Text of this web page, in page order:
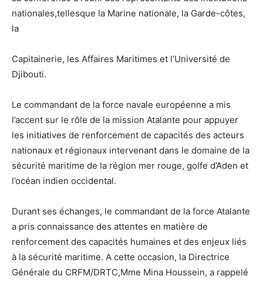
nationales,tellesque la Marine nationale, la Garde-côtes,
la
Capitainerie, les Affaires Maritimes et l’Université de
Djibouti.
Le commandant de la force navale européenne a mis
l’accent sur le rôle de la mission Atalante pour appuyer
les initiatives de renforcement de capacités des acteurs
nationaux et régionaux intervenant dans le domaine de la
sécurité maritime de la région mer rouge, golfe d’Aden et
l’océan indien occidental.
Durant ses échanges, le commandant de la force Atalante
a pris connaissance des attentes en matière de
renforcement des capacités humaines et des enjeux liés
à la sécurité maritime. A cette occasion, la Directrice
Générale du CRFM/DRTC,Mme Mina Houssein, a rappelé